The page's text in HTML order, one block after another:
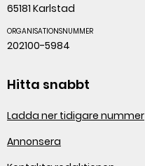
65181 Karlstad
ORGANISATIONSNUMMER
202100-5984
Hitta snabbt
Ladda ner tidigare nummer
Annonsera